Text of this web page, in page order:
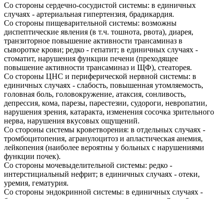
Со стороны сердечно-сосудистой системы: в единичных
случаях - артериальная гипертензия, брадикардия.
Со стороны пищеварительной системы: возможны
диспептические явления (в т.ч. тошнота, рвота), диарея,
транзиторное повышение активности трансаминаз в
сыворотке крови; редко - гепатит; в единичных случаях -
стоматит, нарушения функции печени (преходящее
повышение активности трансаминаз и ЩФ), стеаторея.
Со стороны ЦНС и периферической нервной системы: в
единичных случаях - слабость, повышенная утомляемость,
головная боль, головокружение, атаксия, сонливость,
депрессия, кома, парезы, парестезии, судороги, невропатии,
нарушения зрения, катаракта, изменения сосочка зрительного
нерва, нарушения вкусовых ощущений.
Со стороны системы кроветворения: в отдельных случаях -
тромбоцитопения, агранулоцитоз и апластическая анемия,
лейкопения (наиболее вероятны у больных с нарушениями
функции почек).
Со стороны мочевыделительной системы: редко -
интерстициальный нефрит; в единичных случаях - отеки,
уремия, гематурия.
Со стороны эндокринной системы: в единичных случаях -